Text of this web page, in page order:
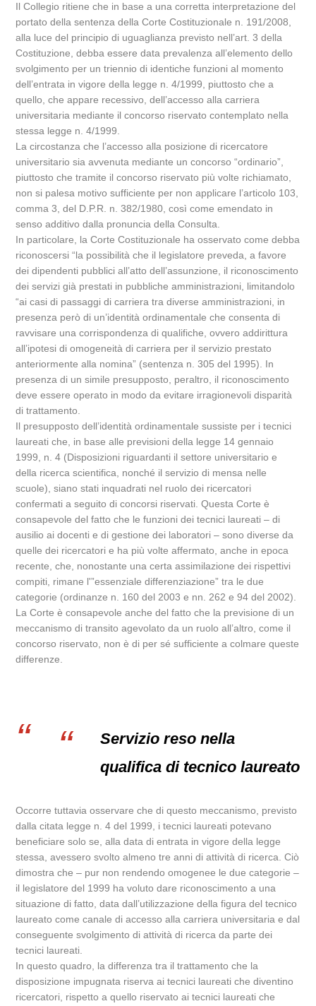
Il Collegio ritiene che in base a una corretta interpretazione del
portato della sentenza della Corte Costituzionale n. 191/2008,
alla luce del principio di uguaglianza previsto nell’art. 3 della
Costituzione, debba essere data prevalenza all’elemento dello
svolgimento per un triennio di identiche funzioni al momento
dell’entrata in vigore della legge n. 4/1999, piuttosto che a
quello, che appare recessivo, dell’accesso alla carriera
universitaria mediante il concorso riservato contemplato nella
stessa legge n. 4/1999.
La circostanza che l’accesso alla posizione di ricercatore
universitario sia avvenuta mediante un concorso “ordinario”,
piuttosto che tramite il concorso riservato più volte richiamato,
non si palesa motivo sufficiente per non applicare l’articolo 103,
comma 3, del D.P.R. n. 382/1980, così come emendato in
senso additivo dalla pronuncia della Consulta.
In particolare, la Corte Costituzionale ha osservato come debba
riconoscersi “la possibilità che il legislatore preveda, a favore
dei dipendenti pubblici all’atto dell’assunzione, il riconoscimento
dei servizi già prestati in pubbliche amministrazioni, limitandolo
“ai casi di passaggi di carriera tra diverse amministrazioni, in
presenza però di un’identità ordinamentale che consenta di
ravvisare una corrispondenza di qualifiche, ovvero addirittura
all’ipotesi di omogeneità di carriera per il servizio prestato
anteriormente alla nomina” (sentenza n. 305 del 1995). In
presenza di un simile presupposto, peraltro, il riconoscimento
deve essere operato in modo da evitare irragionevoli disparità
di trattamento.
Il presupposto dell’identità ordinamentale sussiste per i tecnici
laureati che, in base alle previsioni della legge 14 gennaio
1999, n. 4 (Disposizioni riguardanti il settore universitario e
della ricerca scientifica, nonché il servizio di mensa nelle
scuole), siano stati inquadrati nel ruolo dei ricercatori
confermati a seguito di concorsi riservati. Questa Corte è
consapevole del fatto che le funzioni dei tecnici laureati – di
ausilio ai docenti e di gestione dei laboratori – sono diverse da
quelle dei ricercatori e ha più volte affermato, anche in epoca
recente, che, nonostante una certa assimilazione dei rispettivi
compiti, rimane l'”essenziale differenziazione” tra le due
categorie (ordinanze n. 160 del 2003 e nn. 262 e 94 del 2002).
La Corte è consapevole anche del fatto che la previsione di un
meccanismo di transito agevolato da un ruolo all’altro, come il
concorso riservato, non è di per sé sufficiente a colmare queste
differenze.
Servizio reso nella
qualifica di tecnico laureato
Occorre tuttavia osservare che di questo meccanismo, previsto
dalla citata legge n. 4 del 1999, i tecnici laureati potevano
beneficiare solo se, alla data di entrata in vigore della legge
stessa, avessero svolto almeno tre anni di attività di ricerca. Ciò
dimostra che – pur non rendendo omogenee le due categorie –
il legislatore del 1999 ha voluto dare riconoscimento a una
situazione di fatto, data dall’utilizzazione della figura del tecnico
laureato come canale di accesso alla carriera universitaria e dal
conseguente svolgimento di attività di ricerca da parte dei
tecnici laureati.
In questo quadro, la differenza tra il trattamento che la
disposizione impugnata riserva ai tecnici laureati che diventino
ricercatori, rispetto a quello riservato ai tecnici laureati che